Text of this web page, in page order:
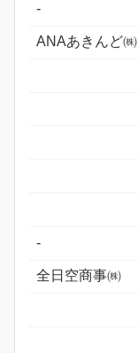
-
ANAあきんど㈱
-
全日空商事㈱